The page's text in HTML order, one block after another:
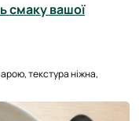
смаку вашої
текстура ніжна,